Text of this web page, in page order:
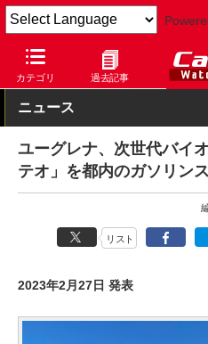
カテゴリ 過去記事
Car Watch 自動車
ニュース
ユーグレナ、次世代バイ
テオ」を都内のガソリン
リスト
2023年2月27日 発表